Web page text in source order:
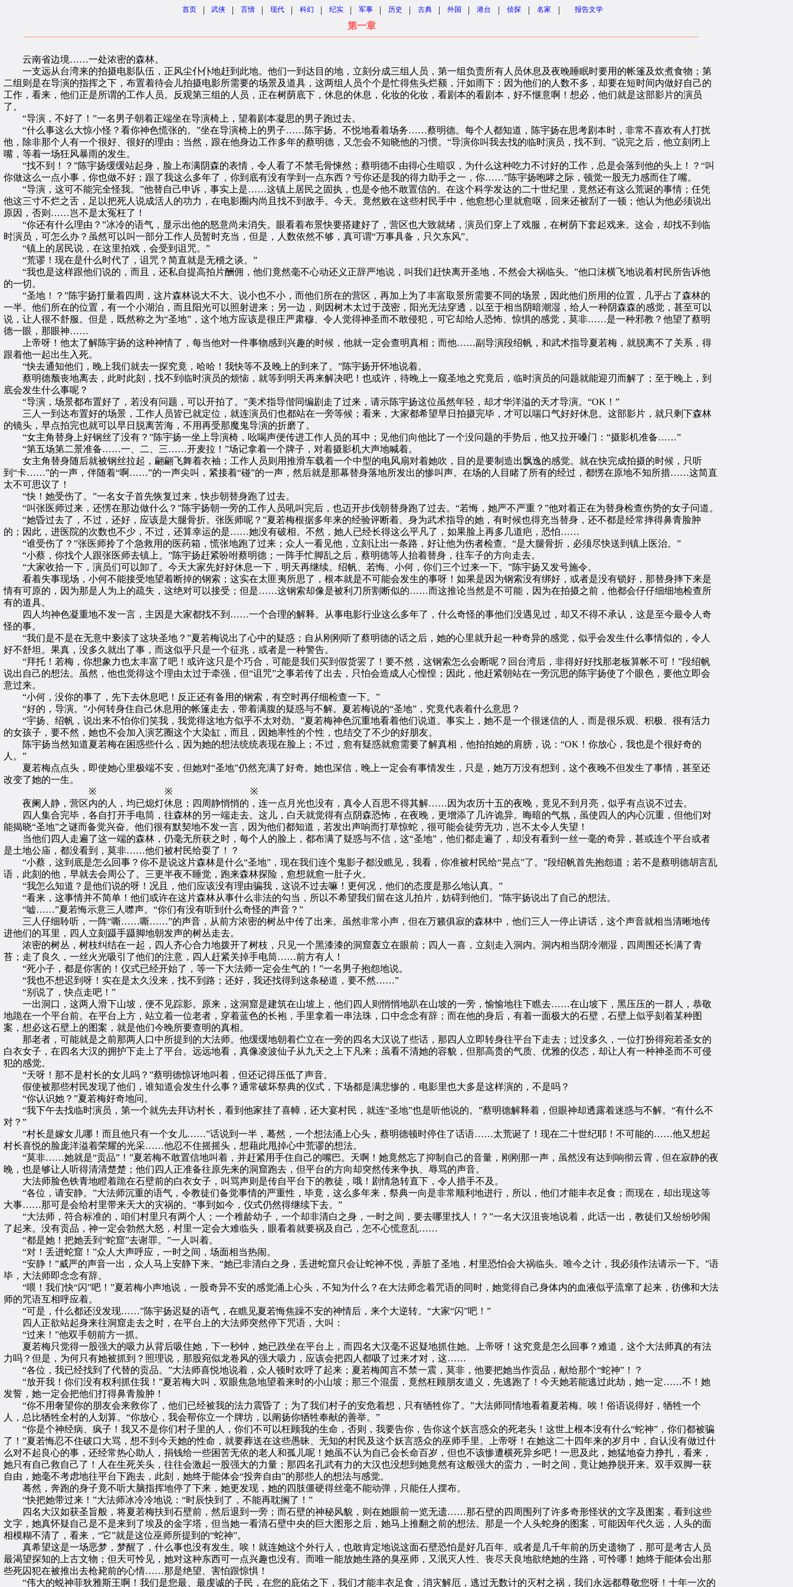
首页 | 武侠 | 言情 | 现代 | 科幻 | 纪实 | 军事 | 历史 | 古典 | 外国 | 港台 | 侦探 | 名家 | 报告文学
第一章
云南省边境……一处浓密的森林。
一支远从台湾来的拍摄电影队伍，正风尘仆仆地赶到此地。他们一到达目的地，立刻分成三组人员，第一组负责所有人员休息及夜晚睡眠时要用的帐篷及炊煮食物；第
二组则是在导演的指挥之下，布置着待会儿拍摄电影所需要的场景及道具，这两组人员个个是忙得焦头烂额，汗如雨下；因为他们的人数不多，却要在短时间内做好自己的
工作，看来，他们正是所谓的工作人员。反观第三组的人员，正在树荫底下，休息的休息，化妆的化妆，看剧本的看剧本，好不惬意啊！想必，他们就是这部影片的演员
了。
“导演，不好了！”一名男子朝着正端坐在导演椅上，望着剧本凝思的男子跑过去。
“什么事这么大惊小怪？看你神色慌张的。”坐在导演椅上的男子……陈宇扬。不悦地看着场务……蔡明德。每个人都知道，陈宇扬在思考剧本时，非常不喜欢有人打扰
他，除非那个人有一个很好、很好的理由；当然，跟在他身边工作多年的蔡明德，又怎会不知晓他的习惯。“导演你叫我去找的临时演员，找不到。”说完之后，他立刻闭上
嘴，等着一场狂风暴雨的发生。
“找不到！？”陈宇扬缓缓站起身，脸上布满阴森的表情，令人看了不禁毛骨悚然；蔡明德不由得心生暗叹，为什么这种吃力不讨好的工作，总是会落到他的头上！？“叫
你做这么一点小事，你也做不好；跟了我这么多年了，你到底有没有学到一点东西？亏你还是我的得力助手之一，你……”陈宇扬咆哮之际，顿觉一股无力感而住了嘴。
“导演，这可不能完全怪我。”他替自己申诉，事实上是……这镇上居民之固执，也是令他不敢置信的。在这个科学发达的二十世纪里，竟然还有这么荒诞的事情；任凭
他这三寸不烂之舌，足以把死人说成活人的功力，在电影圈内尚且找不到敌手。今天。竟然败在这些村民手中，他愈想心里就愈呕，回来还被刮了一顿；他认为他必须说出
原因，否则……岂不是太冤枉了！
“你还有什么理由？”冰冷的语气，显示出他的怒意尚未消失。眼看着布景快要搭建好了，营区也大致就绪，演员们穿上了戏服，在树荫下套起戏来。这会，却找不到临
时演员，可怎么办？虽然可以叫一部分工作人员暂时充当，但是，人数依然不够，真可谓“万事具备，只欠东风”。
“镇上的居民说，在这里拍戏，会受到诅咒。”
“荒谬！现在是什么时代了，诅咒？简直就是无稽之谈。”
“我也是这样跟他们说的，而且，还私自提高拍片酬佣，他们竟然毫不心动还义正辞严地说，叫我们赶快离开圣地，不然会大祸临头。”他口沫横飞地说着村民所告诉他
的一切。
“圣地！？”陈宇扬打量着四周，这片森林说大不大、说小也不小，而他们所在的营区，再加上为了丰富取景所需要不同的场景，因此他们所用的位置，几乎占了森林的
一半。他们所在的位置，有一个小湖泊，而且阳光可以照射进来；另一边，则因树木太过于茂密，阳光无法穿透，以至于相当阴暗潮湿，给人一种阴森森的感觉，甚至可以
说，让人很不舒服。但是，既然称之为“圣地”，这个地方应该是很庄严肃穆、令人觉得神圣而不敢侵犯，可它却给人恐怖、惊惧的感觉，莫非……是一种邪教？他望了蔡明
德一眼，那眼神……
上帝呀！他太了解陈宇扬的这种神情了，每当他对一件事物感到兴趣的时候，他就一定会查明真相；而他……副导演段绍帆，和武术指导夏若梅，就脱离不了关系，得
跟着他一起出生入死。
“快去通知他们，晚上我们就去一探究竟，哈哈！我快等不及晚上的到来了。”陈宇扬开怀地说着。
蔡明德颓丧地离去，此时此刻，找不到临时演员的烦恼，就等到明天再来解决吧！也或许，待晚上一窥圣地之究竟后，临时演员的问题就能迎刃而解了；至于晚上，到
底会发生什么事呢？
“导演，场景都布置好了，若没有问题，可以开拍了。”美术指导偕同编剧走了过来，请示陈宇扬这位虽然年轻，却才华洋溢的天才导演。“OK！”
三人一到达布置好的场景，工作人员皆已就定位，就连演员们也都站在一旁等候；看来，大家都希望早日拍摄完毕，才可以喘口气好好休息。这部影片，就只剩下森林
的镜头，早点拍完也就可以早日脱离苦海，不用再受那魔鬼导演的折磨了。
“女主角替身上好钢丝了没有？”陈宇扬一坐上导演椅，吆喝声便传进工作人员的耳中；见他们向他比了一个没问题的手势后，他又拉开嗓门：“摄影机准备……”
“第五场第二景准备……一、二、三……开麦拉！”场记拿着一个牌子，对着摄影机大声地喊着。
女主角替身随后就被钢丝拉起，翩翩飞舞着衣袖；工作人员则用推滑车载着一个中型的电风扇对着她吹，目的是要制造出飘逸的感觉。就在快完成拍摄的时候，只听
到“卡……”的一声，伴随着“啊……”的一声尖叫，紧接着“碰”的一声，然后就是那幕替身落地所发出的惨叫声。在场的人目睹了所有的经过，都愣在原地不知所措……这简直
太不可思议了！
“快！她受伤了。”一名女子首先恢复过来，快步朝替身跑了过去。
“叫张医师过来，还愣在那边做什么？”陈宇扬朝一旁的工作人员吼叫完后，也迈开步伐朝替身跑了过去。“若悔，她严不严重？”他对着正在为替身检查伤势的女子问道。
“她昏过去了，不过，还好，应该是大腿骨折。张医师呢？”夏若梅根据多年来的经验评断着。身为武术指导的她，有时候也得充当替身，还不都是经常摔得鼻青脸肿
的；因此，进医院的次数也不少，不过，还算幸运的是……她没有破相。不然，她人已经长得这么平凡了，如果脸上再多几道疤，恐怕……
“谁受伤了？”张医师拎了个急救用的医药箱，慌张地跑了过来；众人一看见他，立刻让出一条路，好让他为伤者检查。“是大腿骨折，必须尽快送到镇上医治。”
“小蔡，你找个人跟张医师去镇上。”陈宇扬赶紧吩咐蔡明德；一阵手忙脚乱之后，蔡明德等人抬着替身，往车子的方向走去。
“大家收拾一下，演员们可以卸了。今天大家先好好休息一下，明天再继续。绍帆、若悔、小何，你们三个过来一下。”陈宇扬又发号施令。
看着失事现场，小何不能接受地望着断掉的钢索；这实在太匪夷所思了，根本就是不可能会发生的事呀！如果是因为钢索没有绑好，或者是没有锁好，那替身摔下来是
情有可原的，因为那是人为上的疏失，这绝对可以接受；但是……这钢索却像是被利刀所割断似的……而这推论当然是不可能，因为在拍摄之前，他都会仔仔细细地检查所
有的道具。
四人均神色凝重地不发一言，主因是大家都找不到……一个合理的解释。从事电影行业这么多年了，什么奇怪的事他们没遇见过，却又不得不承认，这是至今最令人奇
怪的事。
“我们是不是在无意中亵渎了这块圣地？”夏若梅说出了心中的疑惑；自从刚刚听了蔡明德的话之后，她的心里就升起一种奇异的感觉，似乎会发生什么事情似的，令人
好不舒坦。果真，没多久就出了事，而这似乎只是一个征兆，或者是一种警告。
“拜托！若梅，你想象力也太丰富了吧！或许这只是个巧合，可能是我们买到假货罢了！要不然，这钢索怎么会断呢？回台湾后，非得好好找那老板算帐不可！”段绍帆
说出自己的想法。虽然，他也觉得这个理由太过于牵强，但“诅咒”之事若传了出去，只怕会造成人心惶惶；因此，他赶紧朝站在一旁沉思的陈宇扬使了个眼色，要他立即会
意过来。
“小何，没你的事了，先下去休息吧！反正还有备用的钢索，有空时再仔细检查一下。”
“好的，导演。”小何转身住自己休息用的帐篷走去，带着满腹的疑惑与不解。夏若梅说的“圣地”，究竟代表着什么意思？
“宇扬、绍帆，说出来不怕你们笑我，我觉得这地方似乎不太对劲。”夏若梅神色沉重地看着他们说道。事实上，她不是一个很迷信的人，而是很乐观、积极、很有活力
的女孩子，要不然，她也不会加入演艺圈这个大染缸，而且，因她率性的个性，也结交了不少的好朋友。
陈宇扬当然知道夏若梅在困惑些什么，因为她的想法统统表现在脸上；不过，愈有疑惑就愈需要了解真相，他拍拍她的肩膀，说：“OK！你放心，我也是个很好奇的
人。”
夏若梅点点头，即使她心里极端不安，但她对“圣地”仍然充满了好奇。她也深信，晚上一定会有事情发生，只是，她万万没有想到，这个夜晚不但发生了事情，甚至还
改变了她的一生。
※ ※ ※
夜阑人静，营区内的人，均已熄灯休息；四周静悄悄的，连一点月光也没有，真令人百思不得其解……因为农历十五的夜晚，竟见不到月亮，似乎有点说不过去。
四人集合完毕，各自打开手电筒，往森林的另一端走去。这儿，白天就觉得有点阴森恐怖，在夜晚，更增添了几许诡异。晦暗的气氛，虽使四人的内心沉重，但他们对
能揭晓“圣地”之谜而备觉兴奋。他们很有默契地不发一言，因为他们都知道，若发出声响而打草惊蛇，很可能会徒劳无功，岂不太令人失望！
当他们四人走遍了这一端的森林，仍毫无所获之时，每个人的脸上，都布满了疑惑与不信，这“圣地”，他们都走遍了，却没有看到一丝一毫的奇异，甚或连个平台或者
是土地公庙，都没看到，莫非……他们被村民给耍了！？
“小蔡，这到底是怎么回事？你不是说这片森林是什么“圣地”，现在我们连个鬼影子都没瞧见，我看，你准被村民给“晃点”了。”段绍帆首先抱怨道；若不是蔡明德胡言乱
语，此刻的他，早就去会周公了。三更半夜不睡觉，跑来森林探险，愈想就愈一肚子火。
“我怎么知道？是他们说的呀！况且，他们应该没有理由骗我，这说不过去嘛！更何况，他们的态度是那么地认真。”
“看来，这事情并不简单！他们或许在这片森林从事什么非法的勾当，所以不希望我们留在这儿拍片，妨碍到他们。”陈宇扬说出了自己的想法。
“嘘……”夏若悔示意三人噤声。“你们有没有听到什么奇怪的声音？”
三人仔细聆听，一阵“嘶……嘶……”的声音，从前方浓密的树丛中传了出来。虽然非常小声，但在万籁俱寂的森林中，他们三人一停止讲话，这个声音就相当清晰地传
进他们的耳里，四人立刻蹑手蹑脚地朝发声的树丛走去。
浓密的树丛，树枝纠结在一起，四人齐心合力地拨开了树枝，只见一个黑漆漆的洞窟轰立在眼前；四人一喜，立刻走入洞内。洞内相当阴冷潮湿，四周围还长满了青
苔；走了良久，一丝火光吸引了他们的注意，四人赶紧关掉手电筒……前方有人！
“死小子，都是你害的！仪式已经开始了，等一下大法师一定会生气的！”一名男子抱怨地说。
“我也不想迟到呀！实在是太久没来，找不到路；还好，我还找得到这条秘道，要不然……”
“别说了，快点走吧！”
一出洞口，这两人滑下山坡，便不见踪影。原来，这洞窟是建筑在山坡上，他们四人则悄悄地趴在山坡的一旁，愉愉地往下瞧去……在山坡下，黑压压的一群人，恭敬
地跪在一个平台前。在平台上方，站立着一位老者，穿着蓝色的长袍，手里拿着一串法珠，口中念念有辞；而在他的身后，有着一面极大的石壁，石壁上似乎刻着某种图
案，想必这石壁上的图案，就是他们今晚所要查明的真相。
那老者，可能就是之前那两人口中所提到的大法师。他缓缓地朝着伫立在一旁的四名大汉说了些话，那四人立即转身往平台下走去；过没多久，一位打扮得宛若圣女的
白衣女子，在四名大汉的拥护下走上了平台。远远地看，真像凌波仙子从九天之上下凡来；虽看不清她的容貌，但那高贵的气质、优雅的仪态，却让人有一种神圣而不可侵
犯的感觉。
“天呀！那不是村长的女儿吗？”蔡明德惊讶地叫着，但还记得压低了声音。
假使被那些村民发现了他们，谁知道会发生什么事？通常破坏祭典的仪式，下场都是满悲惨的，电影里也大多是这样演的，不是吗？
“你认识她？”夏若梅好奇地问。
“我下午去找临时演员，第一个就先去拜访村长，看到他家挂了喜幛，还大宴村民，就连“圣地”也是听他说的。”蔡明德解释着，但眼神却透露着迷惑与不解。“有什么不
对？”
“村长是嫁女儿哪！而且他只有一个女儿……”话说到一半，蓦然，一个想法涌上心头，蔡明德顿时停住了话语……太荒诞了！现在二十世纪耶！不可能的……他又想起
村长喜悦的脸庞洋溢着荣耀的光采……他忍不住摇摇头，想藉此甩掉心中荒谬的想法。
“莫非……她就是“贡品”！”夏若梅不敢置信地叫着，并赶紧用手住自己的嘴巴。天啊！她竟然忘了抑制自己的音量，刚刚那一声，虽然没有达到响彻云霄，但在寂静的夜
晚，也是够让人听得清清楚楚；他们四人正准备往原先来的洞窟跑去，但平台的方向却突然传来争执、辱骂的声音。
大法师脸色铁青地瞪着跪在石壁前的白衣女子，叫骂声则是传自平台下的教徒，哦！剧情急转直下，令人措手不及。
“各位，请安静。”大法师沉重的语气，令教徒们备觉事情的严重性，毕竟，这么多年来，祭典一向是非常顺利地进行，所以，他们才能丰衣足食；而现在，却出现这等
大事……那可是会给村里带来天大的灾祸的。“事到如今，仪式仍然得继续下去。”
“大法师，符合标准的，咱们村里只有两个人；一个稚龄幼子，一个却非清白之身，一时之间，要去哪里找人！？”一名大汉沮丧地说着，此话一出，教徒们又纷纷吵闹
了起来。没有贡品，神一定会勃然大怒，村里一定会大难临头，眼看着就要祸及自己，怎不心慌意乱……
“都是她！把她丢到“蛇窟”去谢罪。”一人叫着。
“对！丢进蛇窟！”众人大声呼应，一时之间，场面相当热闹。
“安静！”威严的声音一出，众人马上安静下来。“她已非清白之身，丢进蛇窟只会让蛇神不悦，弄脏了圣地，村里恐怕会大祸临头。唯今之计，我必须作法请示一下。”语
毕，大法师即念念有辞。
“喂！我们快“闪”吧！”夏若梅小声地说，一股奇异不安的感觉涌上心头，不知为什么？在大法师念着咒语的同时，她觉得自己身体内的血液似乎流窜了起来，彷佛和大法
师的咒语互相呼应着。
“可是，什么都还没发现……”陈宇扬迟疑的语气，在瞧见夏若悔焦躁不安的神情后，来个大逆转。“大家“闪”吧！”
四人正欲站起身来往洞窟走去之时，在平台上的大法师突然停下咒语，大叫：
“过来！”他双手朝前方一抓。
夏若梅只觉得一股强大的吸力从背后吸住她，下一秒钟，她已跌坐在平台上，而四名大汉毫不迟疑地抓住她。上帝呀！这究竟是怎么回事？难道，这个大法师真的有法
力吗？但是，为何只有她被抓到？照理说，那股宛似龙卷风的强大吸力，应该会把四人都吸了过来才对，这……
“各位，我已经找到了代替的贡品。”大法师喜悦地说着，众人顿时欢呼了起来；夏若梅闻言不禁一震，莫非，他要把她当作贡品，献给那个“蛇神”！？
“放开我！你们没有权利抓住我！”夏若梅大叫，双眼焦急地望着来时的小山坡；那三个混蛋，竟然枉顾朋友道义，先逃跑了！今天她若能逃过此劫，她一定……不！她
发誓，她一定会把他们打得鼻青脸肿！
“你不用奢望你的朋友会来救你了，他们已经被我的法力震昏了；为了我们村子的安危着想，只有牺牲你了。”大法师同情地看着夏若梅。唉！俗语说得好，牺牲一个
人，总比牺牲全村的人划算。“你放心，我会帮你立一个牌坊，以阐扬你牺牲奉献的善举。”
“你是个神经病、疯子！我又不是你们村子里的人，你们不可以枉顾我的生命，否则，我要告你，告你这个妖言惑众的死老头！这世上根本没有什么“蛇神”，你们都被骗
了！”夏若悔忍不住破口大骂，想不到今天她的性命，就要葬送在这些愚昧、无知的村民及这个妖言惑众的巫师手里。上帝呀！在她这二十四年来的岁月中，自认没有做过什
么对不起良心的事，还经常热心助人，捐钱给一些困苦无依的老人和孤儿呢！她虽不认为自己会长命百岁，但也不该惨遭横死异乡吧！一思及此，她猛地奋力挣扎，看来，
她只有自己救自己了！人在生死关头，往往会激起一股强大的力量；那四名孔武有力的大汉也没想到她竟然有这般强大的蛮力，一时之间，竟让她挣脱开来。双手双脚一获
自由，她毫不考虑地往平台下跑去，此刻，她终于能体会“投奔自由”的那些人的想法与感觉。
蓦然，奔跑的身子竟不听大脑指挥地停了下来，她更发现，她的四肢僵硬得丝毫不能动弹，只能任人摆布。
“快把她带过来！”大法师冰冷冷地说：“时辰快到了，不能再耽搁了！”
四名大汉如获圣旨般，将夏若梅扶到石壁前，然后退到一旁；而石壁的神秘风貌，则在她眼前一览无遗……那石壁的四周围列了许多奇形怪状的文字及图案，看到这些
文字，她真怀疑自己是不是来到了埃及的金字塔，但当她一看清石壁中央的巨大图形之后，她马上推翻之前的想法。那是一个人头蛇身的图案，可能因年代久远，人头的面
相模糊不清了，看来，“它”就是这位巫师所提到的“蛇神”。
真希望这是一场恶梦，梦醒了，什么事也没有发生。唉！就连她这个外行人，也敢肯定地说这面石壁恐怕是好几百年、或者是几千年前的历史遗物了，那可是考古人员
最渴望探知的上古文物；但天可怜见，她对这种东西可一点兴趣也没有。而唯一能放她生路的臭巫师，又泯灭人性、丧尽天良地欲绝她的生路，可怜哪！她终于能体会出那
些死囚犯在被推出去枪毙前的心情……那是绝望、害怕跟惊惧！
“伟大的蜕神菲狄雅斯王啊！我们是您最、最虔诚的子民，在您的庇佑之下，我们才能丰衣足食，消灾解厄，逃过无数计的灭村之祸，我们永远都尊敬您呀！十年一次的